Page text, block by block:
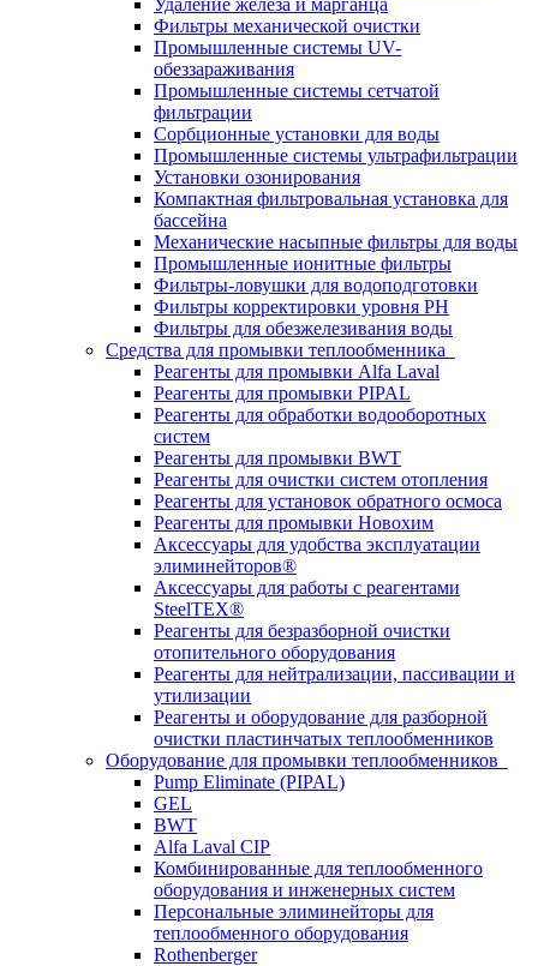
Удаление железа и марганца
Фильтры механической очистки
Промышленные системы UV-
обеззараживания
Промышленные системы сетчатой
фильтрации
Сорбционные установки для воды
Промышленные системы ультрафильтрации
Установки озонирования
Компактная фильтровальная установка для
бассейна
Механические насыпные фильтры для воды
Промышленные ионитные фильтры
Фильтры-ловушки для водоподготовки
Фильтры корректировки уровня PH
Фильтры для обезжелезивания воды
Средства для промывки теплообменника
Реагенты для промывки Alfa Laval
Реагенты для промывки PIPAL
Реагенты для обработки водооборотных
систем
Реагенты для промывки BWT
Реагенты для очистки систем отопления
Реагенты для установок обратного осмоса
Реагенты для промывки Новохим
Аксессуары для удобства эксплуатации
элиминейторов®
Аксессуары для работы с реагентами
SteelTEX®
Реагенты для безразборной очистки
отопительного оборудования
Реагенты для нейтрализации, пассивации и
утилизации
Реагенты и оборудование для разборной
очистки пластинчатых теплообменников
Оборудование для промывки теплообменников
Pump Eliminate (PIPAL)
GEL
BWT
Alfa Laval CIP
Комбинированные для теплообменного
оборудования и инженерных систем
Персональные элиминейторы для
теплообменного оборудования
Rothenberger